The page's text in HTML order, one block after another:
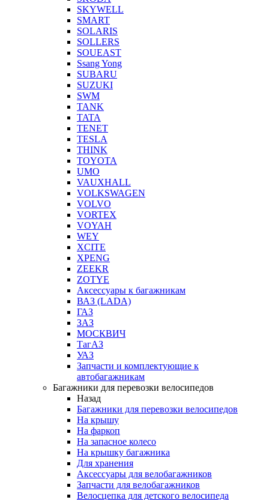
SKYWELL
SMART
SOLARIS
SOLLERS
SOUEAST
Ssang Yong
SUBARU
SUZUKI
SWM
TANK
TATA
TENET
TESLA
THINK
TOYOTA
UMO
VAUXHALL
VOLKSWAGEN
VOLVO
VORTEX
VOYAH
WEY
XCITE
XPENG
ZEEKR
ZOTYE
Аксессуары к багажникам
ВАЗ (LADA)
ГАЗ
ЗАЗ
МОСКВИЧ
ТагАЗ
УАЗ
Запчасти и комплектующие к
автобагажникам
Багажники для перевозки велосипедов
Назад
Багажники для перевозки велосипедов
На крышу
На фаркоп
На запасное колесо
На крышку багажника
Для хранения
Аксессуары для велобагажников
Запчасти для велобагажников
Велосцепка для детского велосипеда